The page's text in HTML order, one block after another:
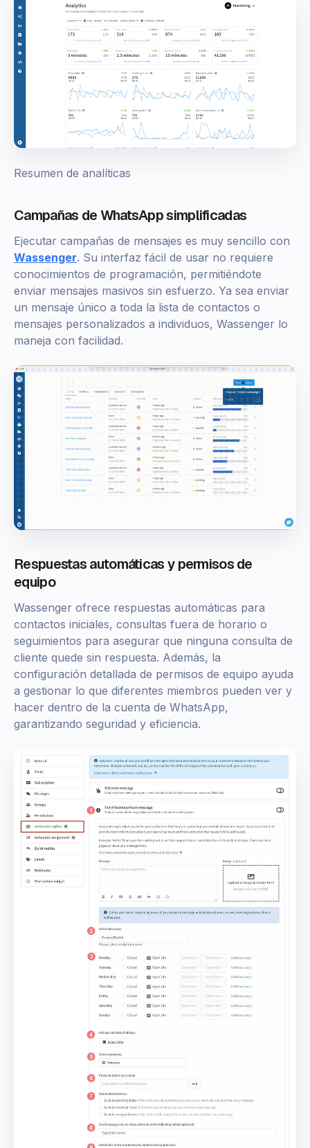
Resumen de analíticas
Campañas de WhatsApp simplificadas
Ejecutar campañas de mensajes es muy sencillo con
Wassenger. Su interfaz fácil de usar no requiere
conocimientos de programación, permitiéndote
enviar mensajes masivos sin esfuerzo. Ya sea enviar
un mensaje único a toda la lista de contactos o
mensajes personalizados a individuos, Wassenger lo
maneja con facilidad.
Respuestas automáticas y permisos de
equipo
Wassenger ofrece respuestas automáticas para
contactos iniciales, consultas fuera de horario o
seguimientos para asegurar que ninguna consulta de
cliente quede sin respuesta. Además, la
configuración detallada de permisos de equipo ayuda
a gestionar lo que diferentes miembros pueden ver y
hacer dentro de la cuenta de WhatsApp,
garantizando seguridad y eficiencia.